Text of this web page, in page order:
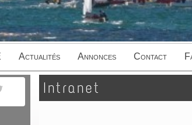
Actualités Annonces Contact
Intranet